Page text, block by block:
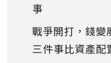
事
戰爭開打，錢變
三件事比資產配